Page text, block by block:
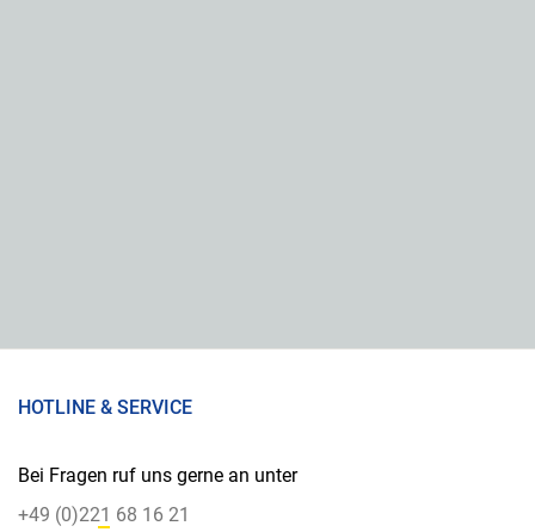
HOTLINE & SERVICE
Bei Fragen ruf uns gerne an unter
+49 (0)221 68 16 21